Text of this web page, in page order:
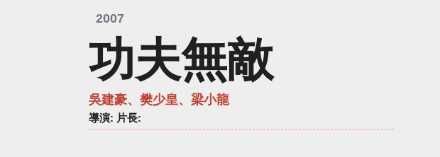
2007
功夫無敵
吳建豪、樊少皇、梁小龍
導演: 片長: